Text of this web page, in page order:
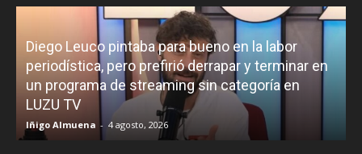
Diego Leuco pintaba para bueno en la labor
periodística, pero prefirió derrapar y terminar en
un programa de streaming sin categoría en
LUZU TV
Iñigo Almuena - 4 agosto, 2026